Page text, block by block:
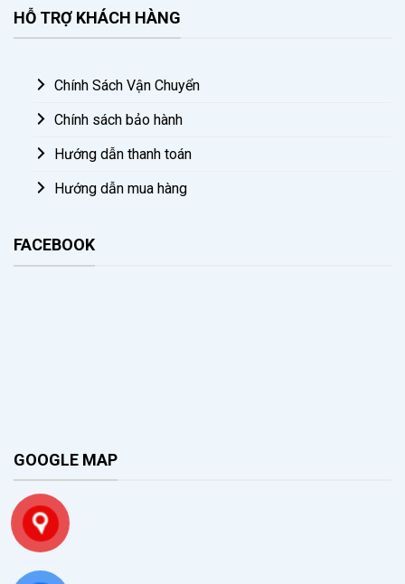
HỖ TRỢ KHÁCH HÀNG
Chính Sách Vận Chuyển
Chính sách bảo hành
Hướng dẫn thanh toán
Hướng dẫn mua hàng
FACEBOOK
GOOGLE MAP